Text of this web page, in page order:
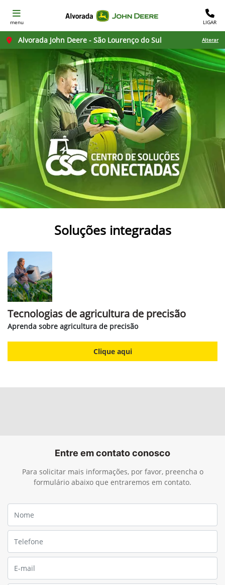
menu LIGAR
Alvorada John Deere - São Lourenço do Sul Alterar
Soluções integradas
Tecnologias de agricultura de precisão
Aprenda sobre agricultura de precisão
Clique aqui
Entre em contato conosco
Para solicitar mais informações, por favor, preencha o
formulário abaixo que entraremos em contato.